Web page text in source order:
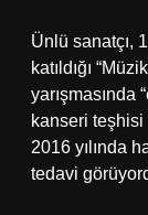
Ünlü sanatçı,
katıldığı
yarışmasında
kanseri teşhisi
2016 yılında
tedavi